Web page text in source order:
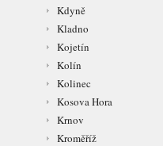
Kdyně
Kladno
Kojetín
Kolín
Kolinec
Kosova Hora
Krnov
Kroměříž